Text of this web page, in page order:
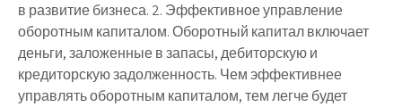
в развитие бизнеса. 2. Эффективное управление
оборотным капиталом. Оборотный капитал включает
деньги, заложенные в запасы, дебиторскую и
кредиторскую задолженность. Чем эффективнее
управлять оборотным капиталом, тем легче будет